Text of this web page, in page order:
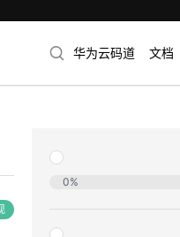
华为云码道 文档
0%